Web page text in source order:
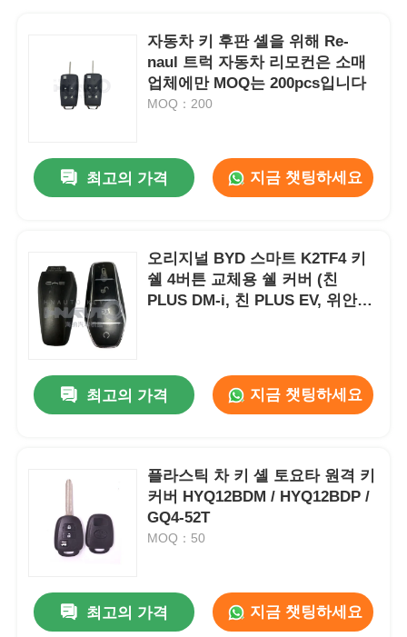
자동차 키 후판 셸을 위해 Re-
naul 트럭 자동차 리모컨은 소매
업체에만 MOQ는 200pcs입니다
MOQ：200
최고의 가격 지금 챗팅하세요
오리지널 BYD 스마트 K2TF4 키
쉘 4버튼 교체용 쉘 커버 (친
PLUS DM-i, 친 PLUS EV, 위안
최고의 가격 지금 챗팅하세요
플라스틱 차 키 셸 토요타 원격 키
커버 HYQ12BDM / HYQ12BDP /
GQ4-52T
MOQ：50
최고의 가격 지금 챗팅하세요